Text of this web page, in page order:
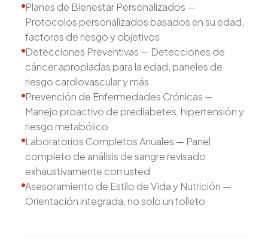
Planes de Bienestar Personalizados —
Protocolos personalizados basados en su edad,
factores de riesgo y objetivos
Detecciones Preventivas — Detecciones de
cáncer apropiadas para la edad, paneles de
riesgo cardiovascular y más
Prevención de Enfermedades Crónicas —
Manejo proactivo de prediabetes, hipertensión y
riesgo metabólico
Laboratorios Completos Anuales — Panel
completo de análisis de sangre revisado
exhaustivamente con usted
Asesoramiento de Estilo de Vida y Nutrición —
Orientación integrada, no solo un folleto